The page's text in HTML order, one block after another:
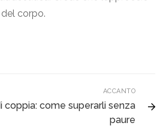
corpo.
ACCANTO
coppia: come superarli senza
paure